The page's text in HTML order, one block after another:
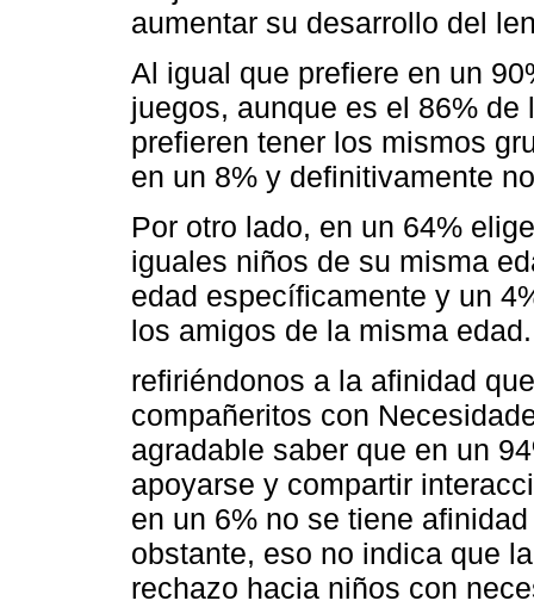
aumentar su desarrollo del
Al igual que prefiere en un
juegos, aunque es el 86%
prefieren tener los mismos
en un 8% y definitivamente
Por otro lado, en un 64%
iguales niños de su misma
edad específicamente y un
los amigos de la misma edad.
refiriéndonos a la afinidad
compañeritos con
agradable saber que en un
apoyarse y compartir
en un 6% no se tiene
obstante, eso no indica que
rechazo hacia niños con